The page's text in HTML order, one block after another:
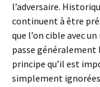
l’adversaire.
continuent à être
que l’on cible avec
passe généralement
principe qu’il est
simplement